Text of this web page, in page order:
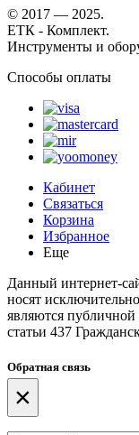
© 2017 — 2025.
ЕТК - Комплект.
Инструменты и
Способы оплаты
Кабинет
Связаться
Корзина
Избранное
Еще
Данный интернет-
носят
являются
статьи 437
Обратная связь
×